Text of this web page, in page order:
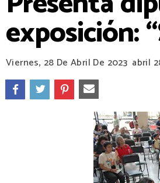
exposición:
Viernes, 28 De Abril De 2023 abril